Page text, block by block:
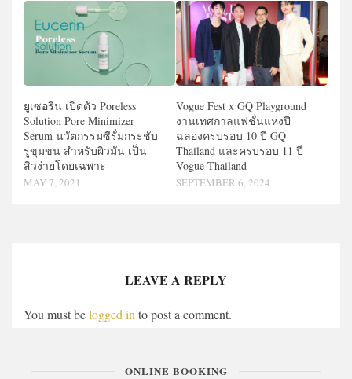
ยูเซอริน เปิดตัว Poreless
Solution Pore Minimizer
Serum นวัตกรรมซีรั่มกระชับ
รูขุมขน สำหรับผิวมัน เป็น
สิวง่ายโดยเฉพาะ
MAY 7, 2021
Vogue Fest x GQ Playground
งานเทศกาลแฟชั่นแห่งปี
ฉลองครบรอบ 10 ปี GQ
Thailand และครบรอบ 11 ปี
Vogue Thailand
SEPTEMBER 6, 2024
LEAVE A REPLY
You must belogged in to post a comment.
ONLINE BOOKING